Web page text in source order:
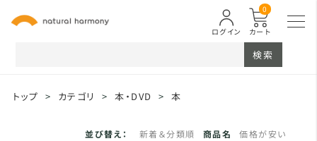
カート
0
ログイン
検索
トップ > カテゴリ > 本・DVD > 本
並び替え： 新着＆分類順 商品名 価格が安い